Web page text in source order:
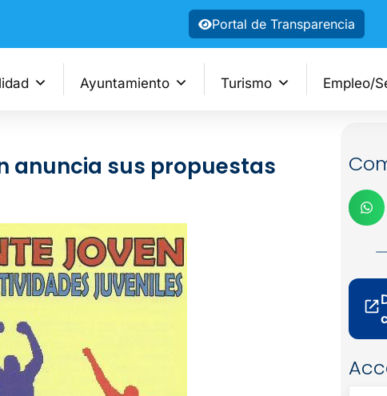
Portal de Transparencia
Ayuntamiento Turismo Empleo/
anuncia sus propuestas